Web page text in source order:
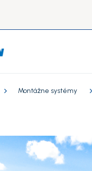
Montážne systémy